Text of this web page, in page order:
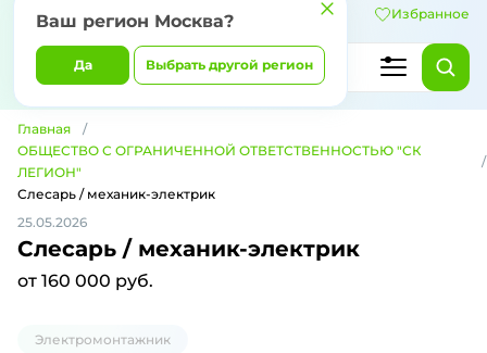
Ваш регион Москва?
Да Выбрать другой регион
Избранное
Главная
ОБЩЕСТВО С ОГРАНИЧЕННОЙ ОТВЕТСТВЕННОСТЬЮ "СК
ЛЕГИОН"
Слесарь / механик-электрик
25.05.2026
Слесарь / механик-электрик
от 160 000 руб.
Электромонтажник